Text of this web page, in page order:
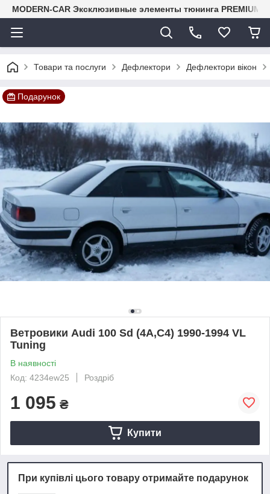
MODERN-CAR Эксклюзивные элементы тюнинга PREMIUM-
Товари та послуги Дефлектори Дефлектори вікон
Подарунок
Ветровики Audi 100 Sd (4A,C4) 1990-1994 VL
Tuning
В наявності
Код: 4234ew25
Роздріб
1 095 ₴
Купити
При купівлі цього товару отримайте подарунок